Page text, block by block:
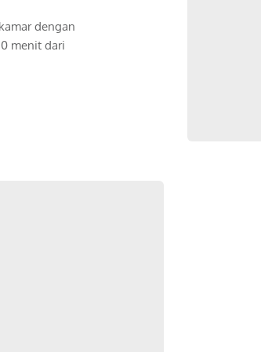
dengan
menit dari